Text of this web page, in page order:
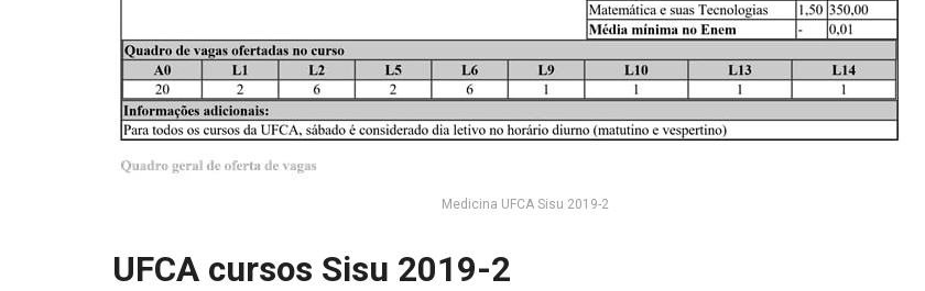
Medicina UFCA Sisu 2019-2
UFCA cursos Sisu 2019-2